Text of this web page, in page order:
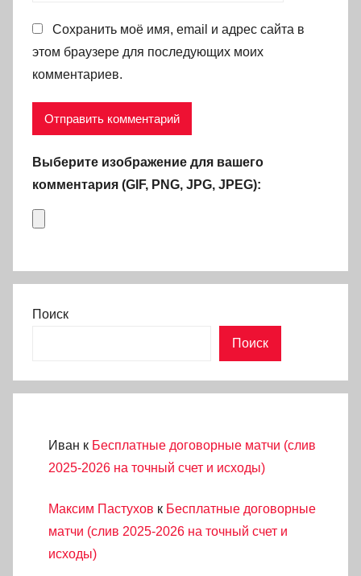
Сохранить моё имя, email и адрес сайта в
этом браузере для последующих моих
комментариев.
Выберите изображение для вашего
комментария (GIF, PNG, JPG, JPEG):
Поиск
Поиск
Иван к Бесплатные договорные матчи (слив
2025-2026 на точный счет и исходы)
Максим Пастухов к Бесплатные договорные
матчи (слив 2025-2026 на точный счет и
исходы)